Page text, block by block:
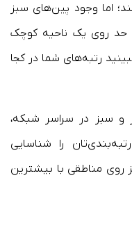
اما وجود پین‌های سبز
حد روی یک ناحیه کوچک
رتبه‌های شما در کجا
و سبز در سراسر شبکه،
را شناسایی
روی مناطقی با بیشترین